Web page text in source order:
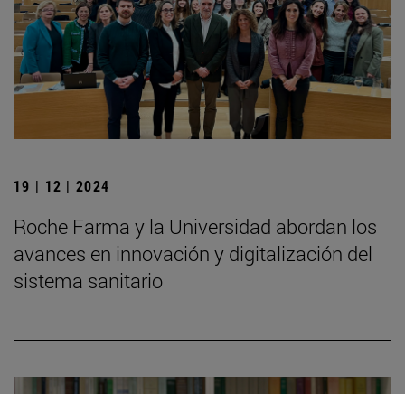
19 | 12 | 2024
Roche Farma y la Universidad abordan los
avances en innovación y digitalización del
sistema sanitario